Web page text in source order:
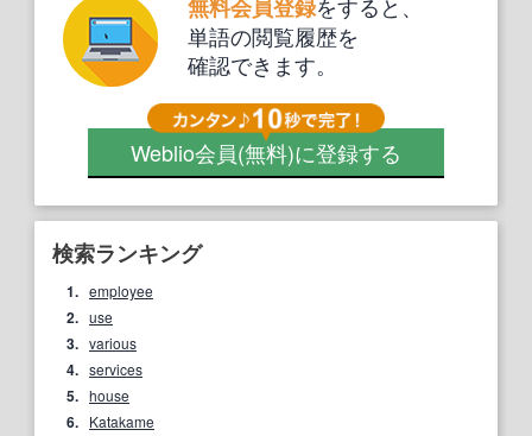
無料会員登録
単語の閲覧履歴を
確認できます。
Weblio会員(無料)に登録する
検索ランキング
1. employee
2. use
3. various
4. services
5. house
6. Katakame